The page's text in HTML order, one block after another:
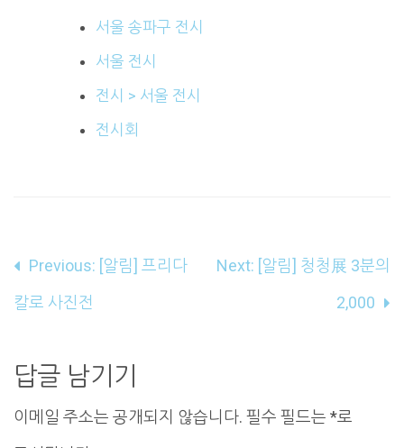
서울 송파구 전시
서울 전시
전시 > 서울 전시
전시회
글
내
게
이
션
Previous: [알림] 프리다
칼로 사진전
Next: [알림] 청청展 3분의
2,000
답글 남기기
이메일 주소는 공개되지 않습니다. 필수 필드는 *로